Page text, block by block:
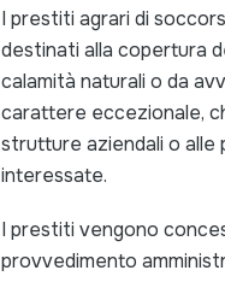
I prestiti agrari di
destinati alla copertura
calamità naturali o da
carattere eccezionale,
strutture aziendali o alle
interessate.
I prestiti vengono
provvedimento